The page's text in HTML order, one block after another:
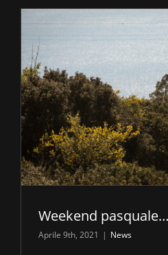
Weekend
Aprile 9th, 2021 | News